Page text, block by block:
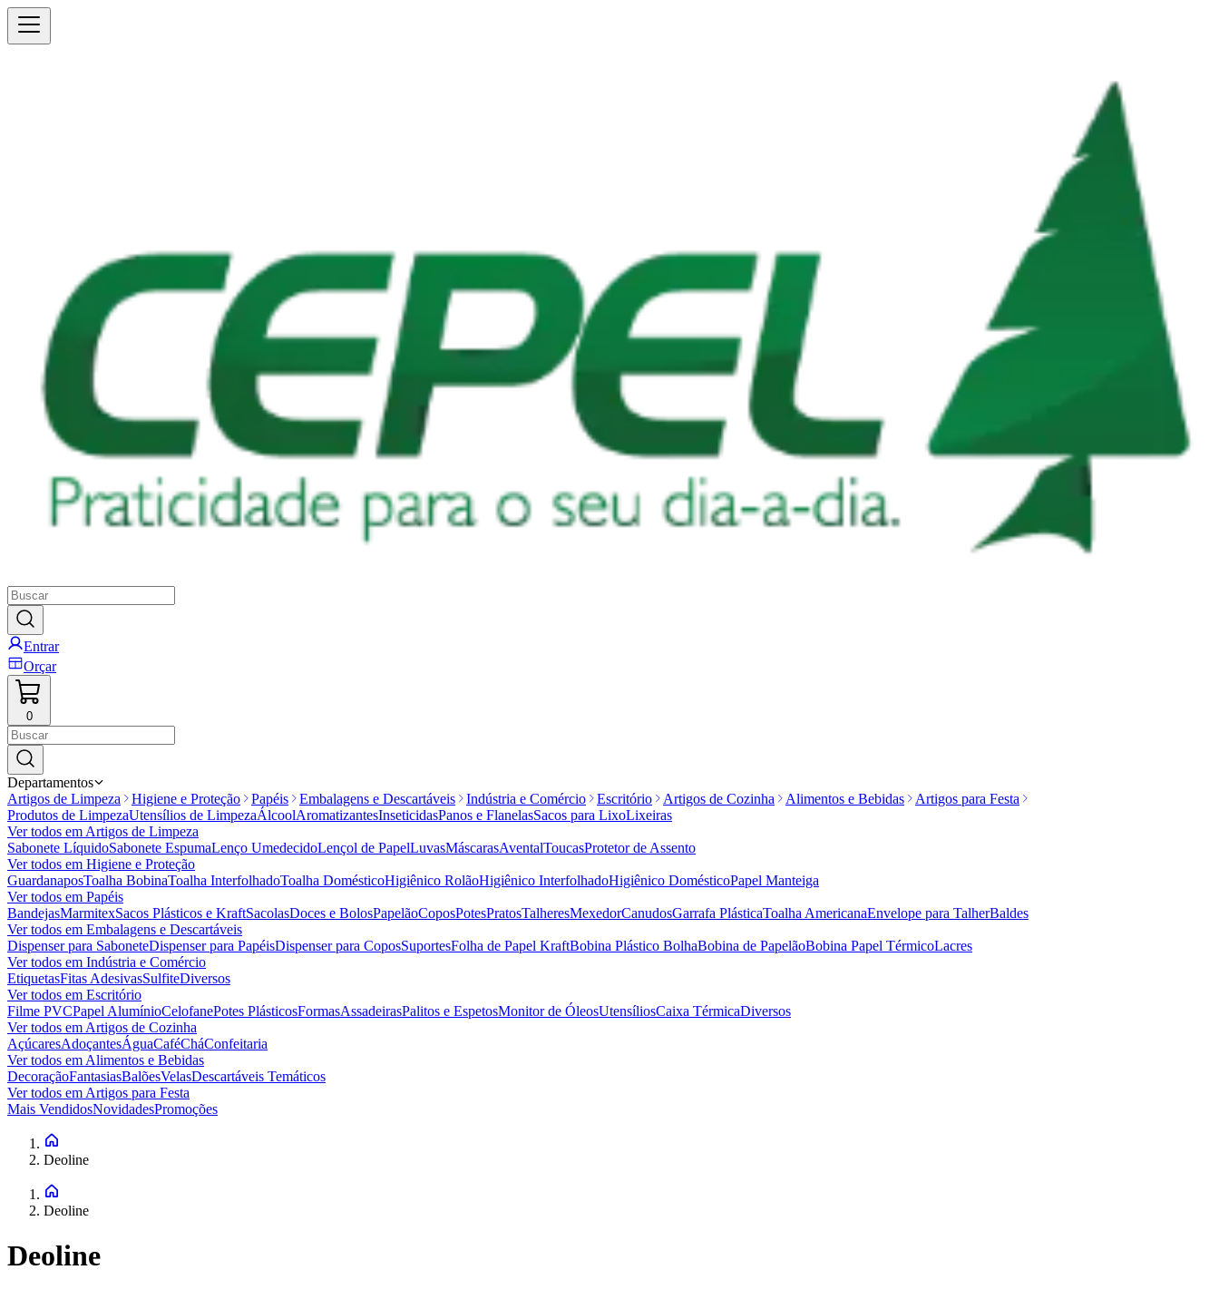
Entrar
Orçar
0
Departamentos
Artigos de Limpeza
Higiene e Proteção Papéis Embalagens e Descartáveis Indústria e Comércio Escritório Artigos de Cozinha Alimentos e Bebidas
Artigos para Festa
Produtos de LimpezaUtensílios de LimpezaÁlcoolAromatizantesInseticidasPanos e FlanelasSacos para LixoLixeiras
Ver todos emArtigos de Limpeza
Sabonete LíquidoSabonete EspumaLenço UmedecidoLençol de PapelLuvasMáscarasAventalToucasProtetor de Assento
Ver todos em Higiene e Proteção
GuardanaposToalha BobinaToalha InterfolhadoToalha DomésticoHigiênico RolãoHigiênico InterfolhadoHigiênico DomésticoPapel Manteiga
Ver todos em Papéis
BandejasMarmitexSacos Plásticos e KraftSacolasDoces e BolosPapelãoCoposPotesPratosTalheresMexedorCanudosGarrafa PlásticaToalha AmericanaEnvelope para TalherBaldes
Ver todos em Embalagens e Descartáveis
Dispenser para SaboneteDispenser para PapéisDispenser para CoposSuportesFolha de Papel KraftBobina Plástico BolhaBobina de PapelãoBobina Papel TérmicoLacres
Ver todos em Indústria e Comércio
EtiquetasFitas AdesivasSulfiteDiversos
Ver todos em Escritório
Filme PVCPapel AlumínioCelofanePotes PlásticosFormasAssadeirasPalitos e EspetosMonitor de ÓleosUtensíliosCaixa TérmicaDiversos
Ver todos emArtigos de Cozinha
AçúcaresAdoçantesÁguaCaféCháConfeitaria
Ver todos emAlimentos e Bebidas
DecoraçãoFantasiasBalõesVelasDescartáveis Temáticos
Ver todos emArtigos para Festa
Mais VendidosNovidadesPromoções
Deoline
Deoline
Deoline